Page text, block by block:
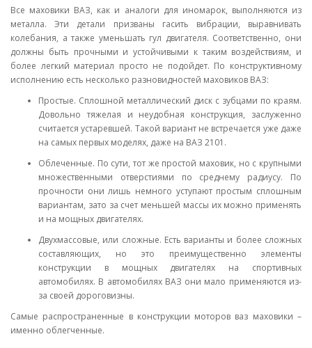
Все маховики ВАЗ, как и аналоги для иномарок, выполняются из
металла. Эти детали призваны гасить вибрации, выравнивать
колебания, а также уменьшать гул двигателя. Соответственно, они
должны быть прочными и устойчивыми к таким воздействиям, и
более легкий материал просто не подойдет. По конструктивному
исполнению есть несколько разновидностей маховиков ВАЗ:
Простые. Сплошной металлический диск с зубцами по краям.
Довольно тяжелая и неудобная конструкция, заслуженно
считается устаревшей. Такой вариант не встречается уже даже
на самых первых моделях, даже на ВАЗ 2101.
Облеченные. По сути, тот же простой маховик, но с крупными
множественными отверстиями по среднему радиусу. По
прочности они лишь немного уступают простым сплошным
вариантам, зато за счет меньшей массы их можно применять
и на мощных двигателях.
Двухмассовые, или сложные. Есть варианты и более сложных
составляющих, но это преимущественно элементы
конструкции в мощных двигателях на спортивных
автомобилях. В автомобилях ВАЗ они мало применяются из-
за своей дороговизны.
Самые распространенные в конструкции моторов ваз маховики –
именно облегченные.